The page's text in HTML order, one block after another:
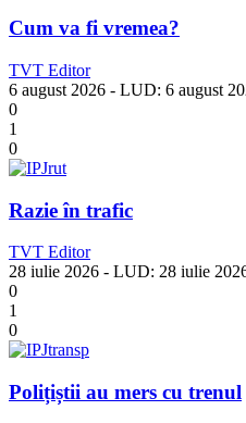
Cum va fi vremea?
TVT Editor
6 august 2026 - LUD: 6 august
0
1
0
Razie în trafic
TVT Editor
28 iulie 2026 - LUD: 28 iulie
0
1
0
Polițiștii au mers cu trenul